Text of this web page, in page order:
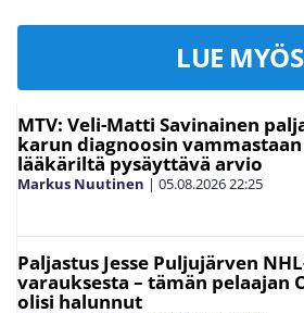
LUE
MTV: Veli-Matti Savinainen
karun diagnoosin vammastaan
lääkäriltä pysäyttävä arvio
Markus Nuutinen | 05.08.202622:25
Paljastus Jesse Puljujärven
varauksesta – tämän pelaajan
olisi halunnut